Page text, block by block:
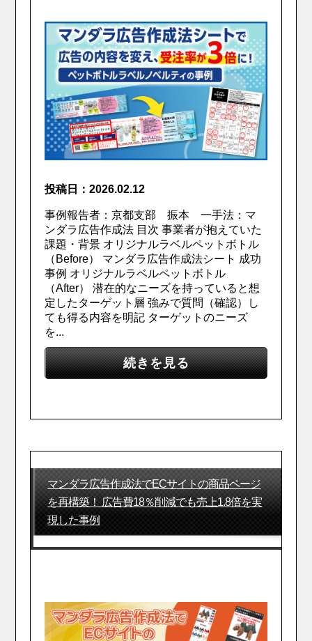
投稿日：2026.02.12
事例報告者：京都支部 振本 一手法：マ
ンダラ広告作成法 目次 事業者が抱えていた
課題・背景 オリジナルラベルペットボトル
（Before） マンダラ広告作成法シート 成功
事例 オリジナルラベルペットボトル
（After） 潜在的なニーズを持っていると想
定したターゲット層 強みで質問（確認）し
ても得る内容を明記 ターゲットのニーズ
を...
続きを見る
マンダラ広告作成法でECサイトの商品ページ
を再構築！ 広告費18％削減でも売上1.8倍を実
現した事例